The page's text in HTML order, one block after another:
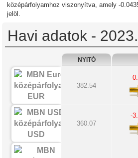
középárfolyamhoz viszonyítva, amely -
jelöl.
Havi adatok -
NYITÓ
EUR
382.54
-
USD
360.07
-